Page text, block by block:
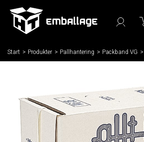
Start / Produkter / Pallhantering / Packband VG /